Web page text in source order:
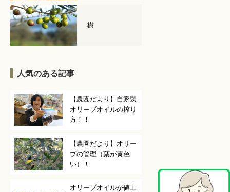
樹
人気のある記事
【農園だより】自家製
オリーブオイルの搾り
方！！
【農園だより】オリー
ブの管理（葉が黄色
い）！
オリーブオイルが値上